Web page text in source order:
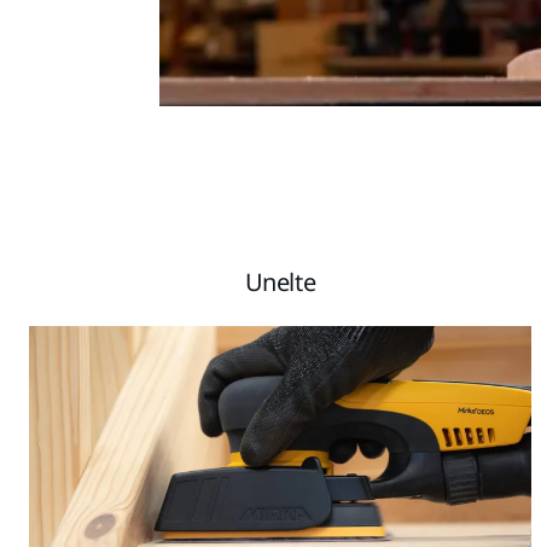
Unelte